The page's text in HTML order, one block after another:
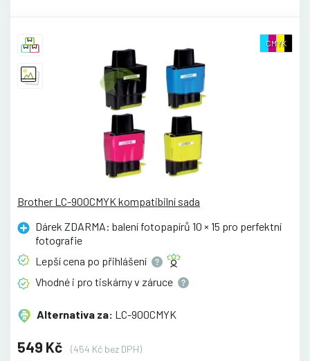
CMYK
Brother LC-900CMYK kompatibilní sada
Dárek ZDARMA: balení fotopapírů 10 × 15 pro perfektní
fotografie
Lepší cena po přihlášení
Vhodné i pro tiskárny v záruce
Alternativa za: LC-900CMYK
549 Kč
(454 Kč bez DPH)